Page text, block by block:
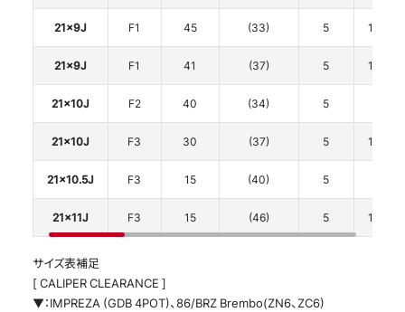
21x9J F1 45 (33) 5 114.3
21x9J F1 41 (37) 5 114.3
21x10J F2 40 (34) 5
21x10J F3 30 (37) 5 114.3
21x10.5J F3 15 (40) 5
21x11J F3 15 (46) 5 114.3
サイズ表補足
[ CALIPER CLEARANCE ]
▼：IMPREZA (GDB 4POT)、86/BRZ Brembo(ZN6、ZC6)